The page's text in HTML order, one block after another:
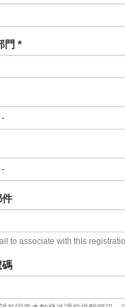
門 *
件
to associate with this
碼